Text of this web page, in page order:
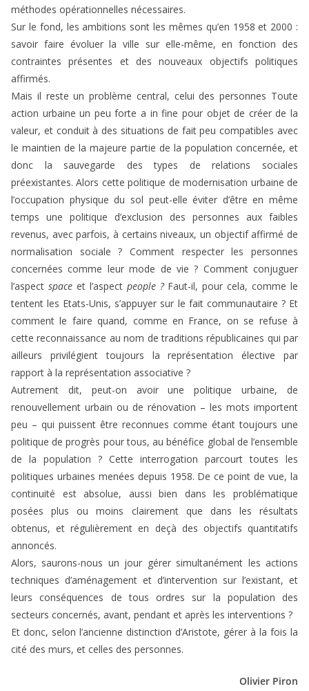
méthodes opérationnelles nécessaires.
Sur le fond, les ambitions sont les mêmes qu’en 1958 et 2000 :
savoir faire évoluer la ville sur elle-même, en fonction des
contraintes présentes et des nouveaux objectifs politiques
affirmés.
Mais il reste un problème central, celui des personnes Toute
action urbaine un peu forte a in fine pour objet de créer de la
valeur, et conduit à des situations de fait peu compatibles avec
le maintien de la majeure partie de la population concernée, et
donc la sauvegarde des types de relations sociales
préexistantes. Alors cette politique de modernisation urbaine de
l’occupation physique du sol peut-elle éviter d’être en même
temps une politique d’exclusion des personnes aux faibles
revenus, avec parfois, à certains niveaux, un objectif affirmé de
normalisation sociale ? Comment respecter les personnes
concernées comme leur mode de vie ? Comment conjuguer
l’aspect spaceet l’aspect people ?Faut-il, pour cela, comme le
tentent les Etats-Unis, s’appuyer sur le fait communautaire ? Et
comment le faire quand, comme en France, on se refuse à
cette reconnaissance au nom de traditions républicaines qui par
ailleurs privilégient toujours la représentation élective par
rapport à la représentation associative ?
Autrement dit, peut-on avoir une politique urbaine, de
renouvellement urbain ou de rénovation – les mots importent
peu – qui puissent être reconnues comme étant toujours une
politique de progrès pour tous, au bénéfice global de l’ensemble
de la population ? Cette interrogation parcourt toutes les
politiques urbaines menées depuis 1958. De ce point de vue, la
continuité est absolue, aussi bien dans les problématique
posées plus ou moins clairement que dans les résultats
obtenus, et régulièrement en deçà des objectifs quantitatifs
annoncés.
Alors, saurons-nous un jour gérer simultanément les actions
techniques d’aménagement et d’intervention sur l’existant, et
leurs conséquences de tous ordres sur la population des
secteurs concernés, avant, pendant et après les interventions ?
Et donc, selon l’ancienne distinction d’Aristote, gérer à la fois la
cité des murs, et celles des personnes.
Olivier Piron